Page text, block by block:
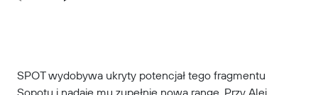
SPOT wydobywa ukryty potencjał tego fragmentu
Sopotu i nadaje mu zupełnie nową rangę. Przy Alei